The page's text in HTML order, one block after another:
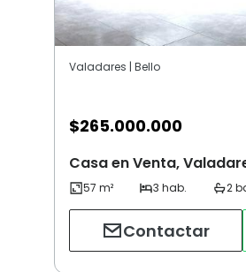
Valadares | Bello
$265.000.000
Casa en Venta,
Contactar